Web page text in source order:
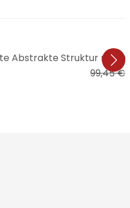
Abstrakte Struktur mit
99,45 €